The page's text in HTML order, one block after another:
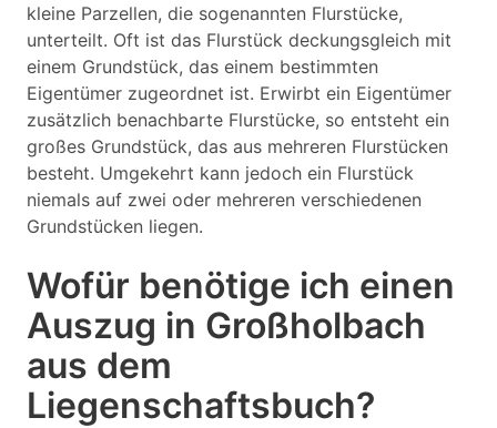
kleine Parzellen, die sogenannten Flurstücke,
unterteilt. Oft ist das Flurstück deckungsgleich mit
einem Grundstück, das einem bestimmten
Eigentümer zugeordnet ist. Erwirbt ein Eigentümer
zusätzlich benachbarte Flurstücke, so entsteht ein
großes Grundstück, das aus mehreren Flurstücken
besteht. Umgekehrt kann jedoch ein Flurstück
niemals auf zwei oder mehreren verschiedenen
Grundstücken liegen.
Wofür benötige ich einen
Auszug in Großholbach
aus dem
Liegenschaftsbuch?